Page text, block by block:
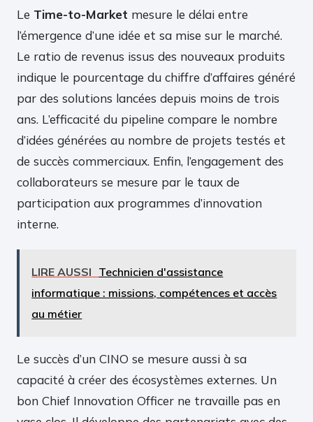
Le Time-to-Market mesure le délai entre
l’émergence d’une idée et sa mise sur le marché.
Le ratio de revenus issus des nouveaux produits
indique le pourcentage du chiffre d’affaires généré
par des solutions lancées depuis moins de trois
ans. L’efficacité du pipeline compare le nombre
d’idées générées au nombre de projets testés et
de succès commerciaux. Enfin, l’engagement des
collaborateurs se mesure par le taux de
participation aux programmes d’innovation
interne.
LIRE AUSSI Technicien d'assistance
informatique : missions, compétences et accès
au métier
Le succès d’un CINO se mesure aussi à sa
capacité à créer des écosystèmes externes. Un
bon Chief Innovation Officer ne travaille pas en